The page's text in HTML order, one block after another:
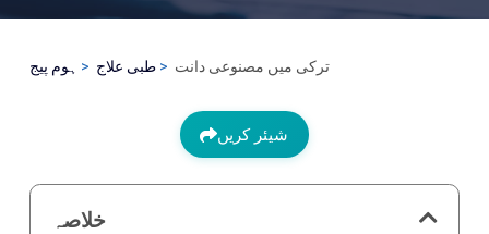
ہوم پیج طبی علاج ترکی میں مصنوعی دانت
شیئر کریں
خلاصہ